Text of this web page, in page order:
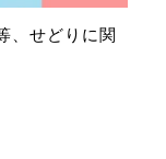
、せどりに関